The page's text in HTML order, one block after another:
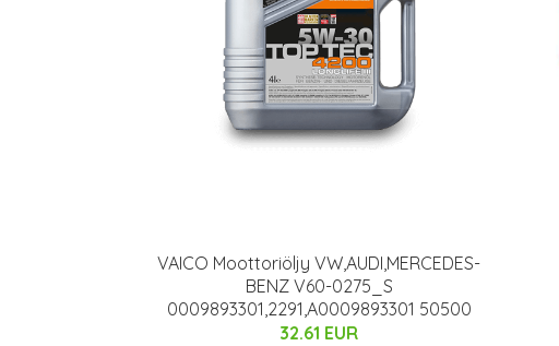
VAICO Moottoriöljy VW,AUDI,MERCEDES-
BENZ V60-0275_S
0009893301,2291,A0009893301 50500
32.61 EUR